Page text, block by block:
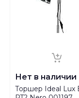
Нет в наличии
Торшер Ideal Lux